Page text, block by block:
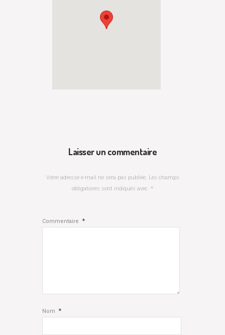
Laisser un commentaire
Votre adresse e-mail ne sera pas publiée. Les champs
obligatoires sont indiqués avec *
Commentaire *
Nom *